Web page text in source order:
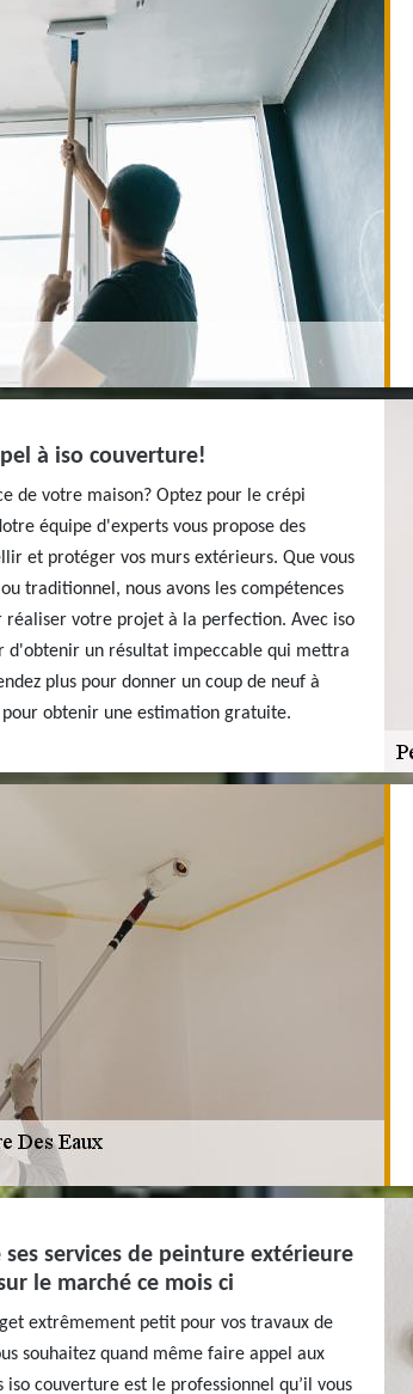
à iso couverture!
de votre maison? Optez pour le crépi
équipe d'experts vous propose des
et protéger vos murs extérieurs. Que vous
traditionnel, nous avons les compétences
réaliser votre projet à la perfection. Avec iso
d'obtenir un résultat impeccable qui mettra
plus pour donner un coup de neuf à
obtenir une estimation gratuite.
services de peinture extérieure
le marché ce mois ci
extrêmement petit pour vos travaux de
souhaitez quand même faire appel aux
iso couverture est le professionnel qu’il vous